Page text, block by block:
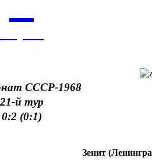
СССР-1968
21-й тур
0:2 (0:1)
Зенит